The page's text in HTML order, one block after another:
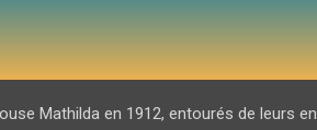
Mathilda en 1912, entourés de leurs